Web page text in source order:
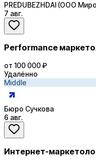
PREDUBEZHDAI (ООО
7 авг.
Performance
от 100 000 ₽
Удалённо
Middle
Бюро Сучкова
6 авг.
Интернет-